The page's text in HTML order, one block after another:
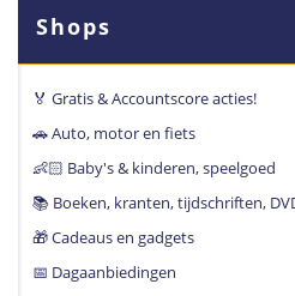
Shops
🏅 Gratis & Accountscore acties!
🚗 Auto, motor en fiets
👶🏻 Baby's & kinderen, speelgoed
📚 Boeken, kranten, tijdschriften,
🎁 Cadeaus en gadgets
📅 Dagaanbiedingen